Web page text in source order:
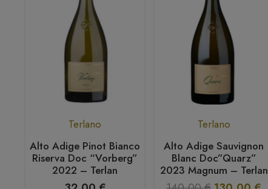
Terlano
Alto Adige Pinot Bianco
Riserva Doc “Vorberg”
2022 – Terlan
Terlano
Alto Adige Sauvignon
Blanc Doc”Quarz”
2023 Magnum – Terlan